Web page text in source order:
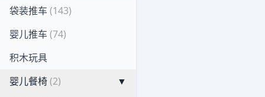
袋装推车 (143)
婴儿推车 (74)
积木玩具
婴儿餐椅(2)
▼